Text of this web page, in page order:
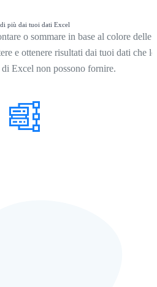
più dai tuoi dati Excel
o sommare in base al colore delle
e ottenere risultati dai tuoi dati che le
Excel non possono fornire.